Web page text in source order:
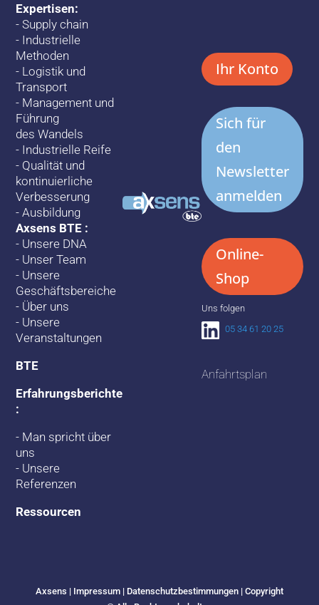
Expertisen:
-Supply chain
- Industrielle
Methoden
- Logistik und
Transport
- Management und
Führung
des Wandels
- Industrielle Reife
- Qualität und
kontinuierliche
Verbesserung
-Ausbildung
Axsens BTE :
- Unsere DNA
- Unser Team
- Unsere
Geschäftsbereiche
- Über uns
- Unsere
Veranstaltungen
BTE
Erfahrungsberichte
:
- Man spricht über
uns
- Unsere
Referenzen
Ressourcen
Ihr Konto
Sich für
den
Newsletter
anmelden
Online-
Shop
Uns folgen
05 34 61 20 25
Anfahrtsplan
Axsens | Impressum | Datenschutzbestimmungen| Copyright